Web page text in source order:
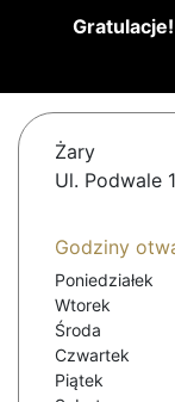
Gratulacje!
Żary
Ul. Podwale
Godziny
Poniedziałek
Wtorek
Środa
Czwartek
Piątek